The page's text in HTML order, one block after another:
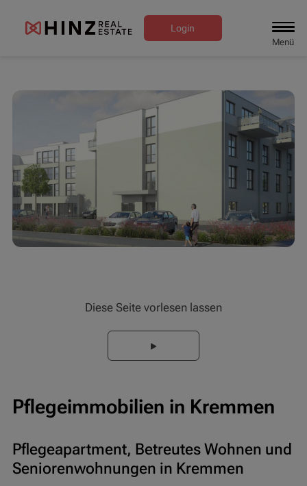
Login
Diese Seite vorlesen lassen
Pflegeimmobilien in Kremmen
Pflegeapartment, Betreutes Wohnen und
Seniorenwohnungen in Kremmen